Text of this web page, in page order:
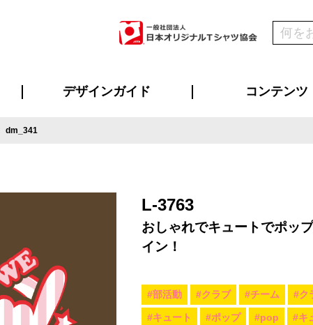
デザインガイド コンテンツ
dm_341
L-3763
おしゃれでキュートでポッ
イン！
#部活動 #クラブ #チーム #ク
#キュート #ポップ #pop #キ